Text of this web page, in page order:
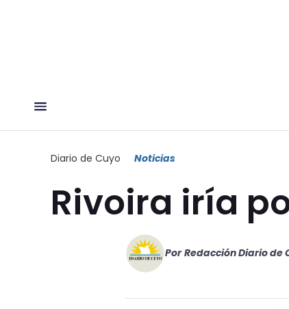
Diario de Cuyo Noticias
Rivoira iría
Por Redacción Diario de